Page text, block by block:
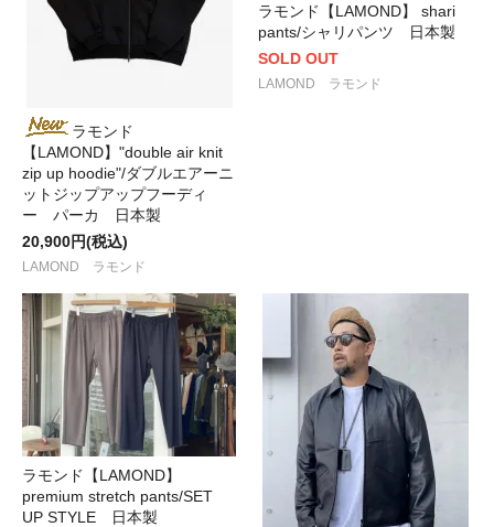
ラモンド
【LAMOND】"double air knit
zip up hoodie"/ダブルエアーニ
ットジップアップフーディ
ー パーカ 日本製
20,900円(税込)
LAMOND ラモンド
ラモンド【LAMOND】 shari
pants/シャリパンツ 日本製
SOLD OUT
LAMOND ラモンド
ラモンド【LAMOND】
premium stretch pants/SET
UP STYLE 日本製